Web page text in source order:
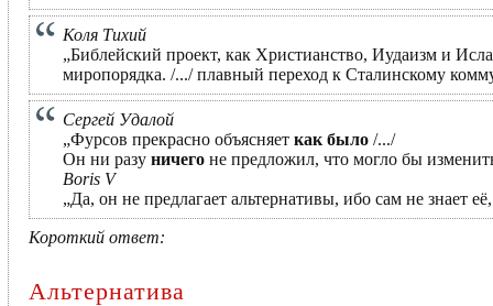
Коля Тихий
„Библейский проект, как Христианство, Иудаизм и
миропорядка. /.../ плавный переход к Сталинскому
Сергей Удалой
„Фурсов прекрасно объясняет как было /.../
Он ни разу ничего не предложил, что могло бы
Boris V
„Да, он не предлагает альтернативы, ибо сам не знает
Короткий ответ:
Альтернатива